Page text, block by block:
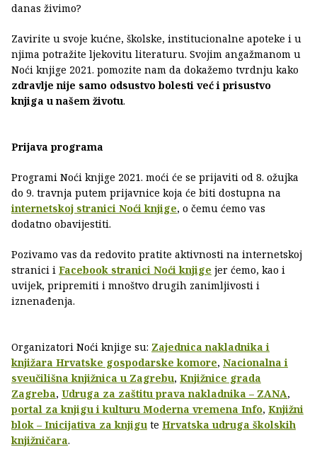
danas živimo?
Zavirite u svoje kućne, školske, institucionalne apoteke i u
njima potražite ljekovitu literaturu. Svojim angažmanom u
Noći knjige 2021. pomozite nam da dokažemo tvrdnju kako
zdravlje nije samo odsustvo bolesti već i prisustvo
knjiga u našem životu.
Prijava programa
Programi Noći knjige 2021. moći će se prijaviti od 8. ožujka
do 9. travnja putem prijavnice koja će biti dostupna na
internetskoj stranici Noći knjige, o čemu ćemo vas
dodatno obavijestiti.
Pozivamo vas da redovito pratite aktivnosti na internetskoj
stranici i Facebook stranici Noći knjige jer ćemo, kao i
uvijek, pripremiti i mnoštvo drugih zanimljivosti i
iznenađenja.
Organizatori Noći knjige su: Zajednica nakladnika i
knjižara Hrvatske gospodarske komore, Nacionalna i
sveučilišna knjižnica u Zagrebu, Knjižnice grada
Zagreba, Udruga za zaštitu prava nakladnika – ZANA,
portal za knjigu i kulturu Moderna vremena Info, Knjižni
blok – Inicijativa za knjigu te Hrvatska udruga školskih
knjižničara.